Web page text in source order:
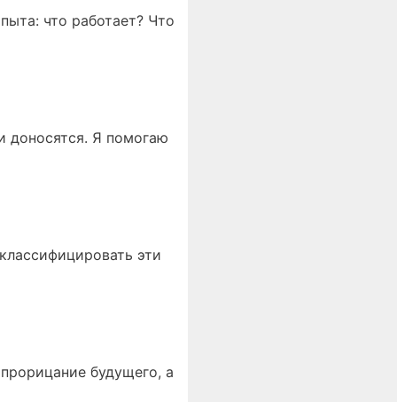
что работает? Что
доносятся. Я помогаю
эти
будущего, а